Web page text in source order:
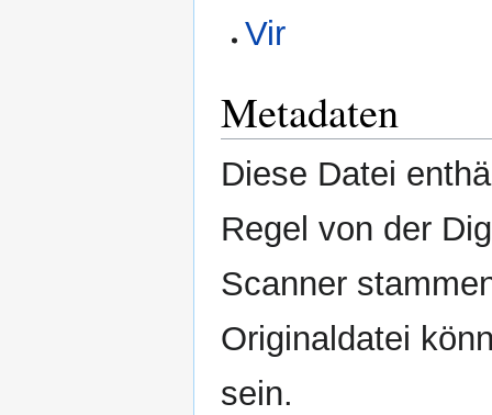
Vir
Metadaten
Diese Datei
Regel von der
Scanner
Originaldatei
sein.